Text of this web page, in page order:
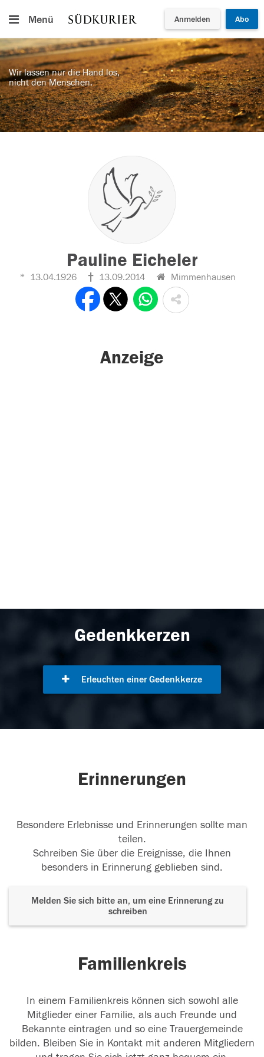
Menü Anmelden Abo
Wir lassen nur die Hand los,
nicht den Menschen.
Pauline Eicheler
13.04.1926 13.09.2014 Mimmenhausen
Anzeige
Gedenkkerzen
Erleuchten einer Gedenkkerze
Erinnerungen
Besondere Erlebnisse und Erinnerungen sollte man
teilen.
Schreiben Sie über die Ereignisse, die Ihnen
besonders in Erinnerung geblieben sind.
Melden Sie sich bitte an, um eine Erinnerung zu
schreiben
Familienkreis
In einem Familienkreis können sich sowohl alle
Mitglieder einer Familie, als auch Freunde und
Bekannte eintragen und so eine Trauergemeinde
bilden. Bleiben Sie in Kontakt mit anderen Mitgliedern